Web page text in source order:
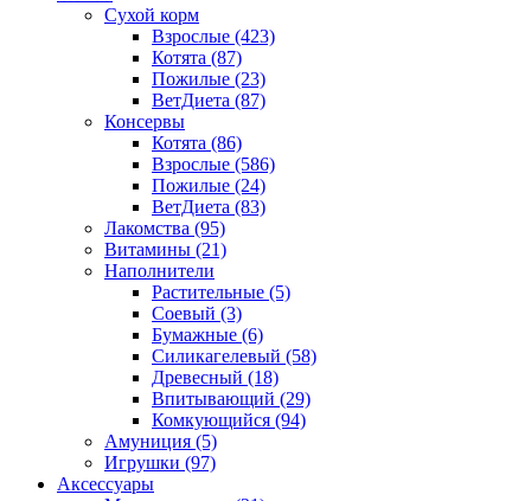
Сухой корм
Взрослые (423)
Котята (87)
Пожилые (23)
ВетДиета (87)
Консервы
Котята (86)
Взрослые (586)
Пожилые (24)
ВетДиета (83)
Лакомства (95)
Витамины (21)
Наполнители
Растительные (5)
Соевый (3)
Бумажные (6)
Силикагелевый (58)
Древесный (18)
Впитывающий (29)
Комкующийся (94)
Амуниция (5)
Игрушки (97)
Аксессуары